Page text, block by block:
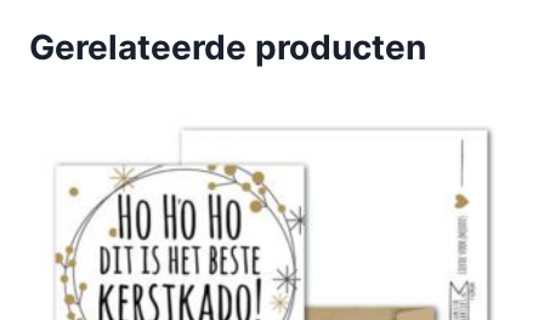
Gerelateerde producten